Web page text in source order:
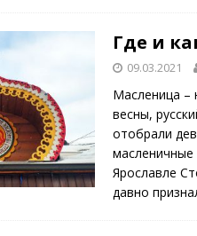
Где и
09.03.2021
Масленица –
весны,
отобрали
масленичные
Ярославле
давно